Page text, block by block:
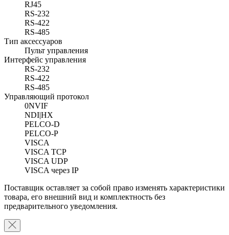
RJ45
RS-232
RS-422
RS-485
Тип аксессуаров
Пульт управления
Интерфейс управления
RS-232
RS-422
RS-485
Управляющий протокол
0NVIF
NDI|HX
PELCO-D
PELCO-P
VISCA
VISCA TCP
VISCA UDP
VISCA через IP
Поставщик оставляет за собой право изменять характеристики
товара, его внешний вид и комплектность без
предварительного уведомления.